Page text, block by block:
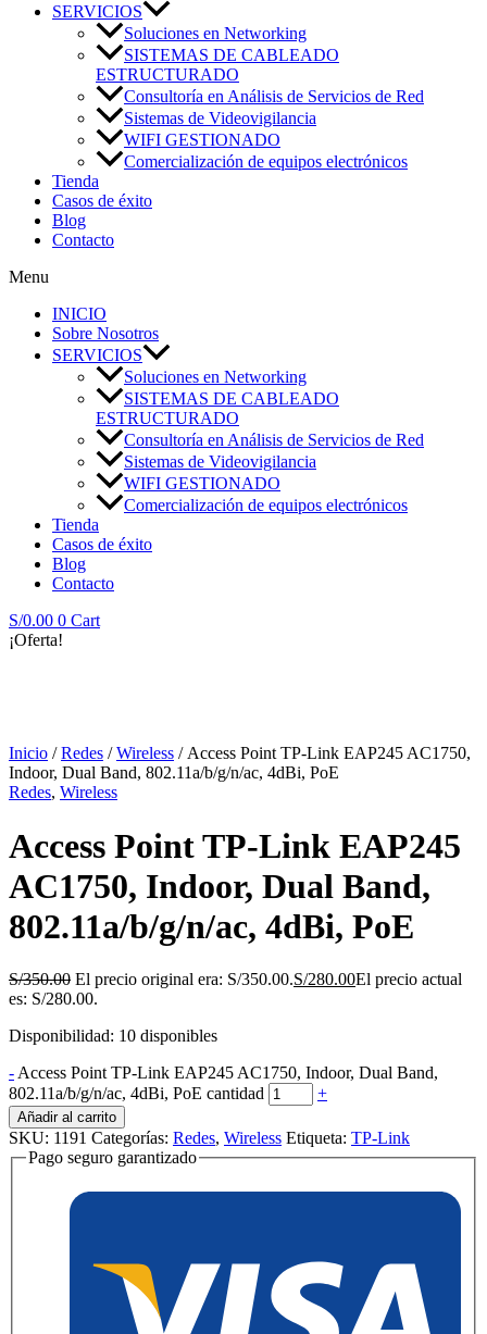
SERVICIOS
Soluciones en Networking
SISTEMAS DE CABLEADO
ESTRUCTURADO
Consultoría en Análisis de Servicios de Red
Sistemas de Videovigilancia
WIFI GESTIONADO
Comercialización de equipos electrónicos
Tienda
Casos de éxito
Blog
Contacto
Menu
INICIO
Sobre Nosotros
SERVICIOS
Soluciones en Networking
SISTEMAS DE CABLEADO
ESTRUCTURADO
Consultoría en Análisis de Servicios de Red
Sistemas de Videovigilancia
WIFI GESTIONADO
Comercialización de equipos electrónicos
Tienda
Casos de éxito
Blog
Contacto
S/0.00 0 Cart
¡Oferta!
Inicio /Redes /Wireless / Access Point TP-Link EAP245 AC1750,
Indoor, Dual Band, 802.11a/b/g/n/ac, 4dBi, PoE
Redes, Wireless
Access Point TP-Link EAP245
AC1750, Indoor, Dual Band,
802.11a/b/g/n/ac, 4dBi, PoE
S/350.00 El precio original era: S/350.00.S/280.00El precio actual
es: S/280.00.
Disponibilidad: 10 disponibles
- Access Point TP-Link EAP245 AC1750, Indoor, Dual Band,
802.11a/b/g/n/ac, 4dBi, PoE cantidad
+
Añadir al carrito
SKU: 1191 Categorías: Redes, Wireless Etiqueta: TP-Link
Pago seguro garantizado